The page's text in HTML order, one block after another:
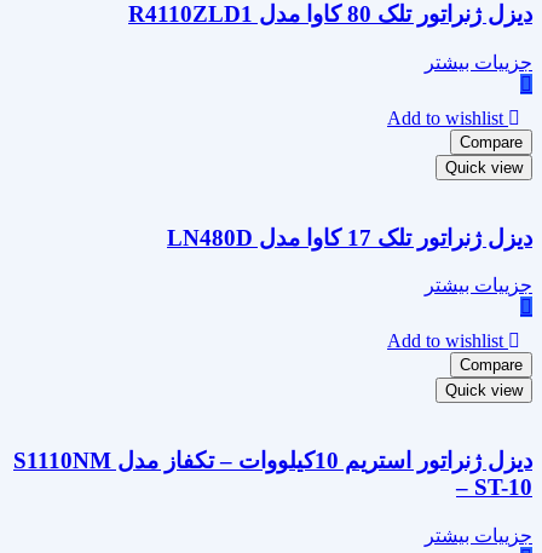
دیزل ژنراتور تلک 80 کاوا مدل R4110ZLD1
جزییات بیشتر
Add to wishlist
Compare
Quick view
دیزل ژنراتور تلک 17 کاوا مدل LN480D
جزییات بیشتر
Add to wishlist
Compare
Quick view
دیزل ژنراتور استریم 10کیلووات – تکفاز مدل S1110NM
– ST-10
جزییات بیشتر